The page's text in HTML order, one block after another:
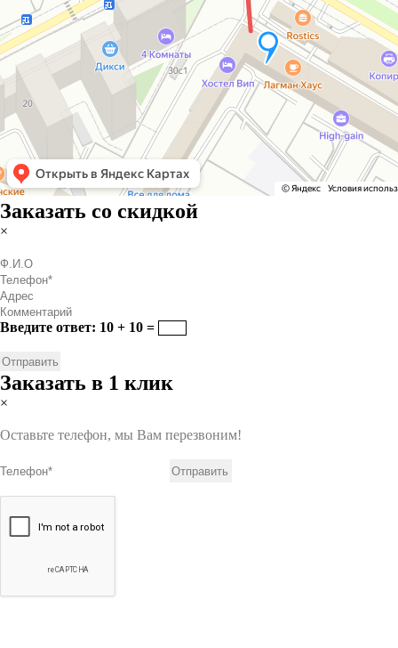
Заказать со скидкой
×
Введите ответ: 10 + 10 =
Заказать в 1 клик
×
Оставьте телефон, мы Вам перезвоним!